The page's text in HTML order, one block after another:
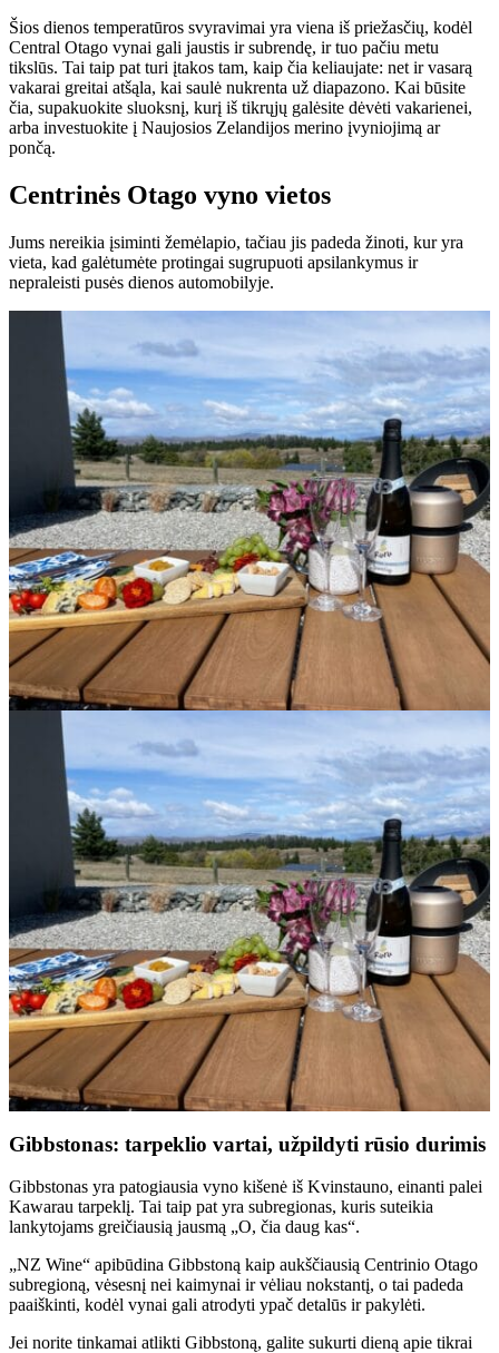
Šios dienos temperatūros svyravimai yra viena iš priežasčių, kodėl
Central Otago vynai gali jaustis ir subrendę, ir tuo pačiu metu
tikslūs. Tai taip pat turi įtakos tam, kaip čia keliaujate: net ir vasarą
vakarai greitai atšąla, kai saulė nukrenta už diapazono. Kai būsite
čia, supakuokite sluoksnį, kurį iš tikrųjų galėsite dėvėti vakarienei,
arba investuokite į Naujosios Zelandijos merino įvyniojimą ar
pončą.
Centrinės Otago vyno vietos
Jums nereikia įsiminti žemėlapio, tačiau jis padeda žinoti, kur yra
vieta, kad galėtumėte protingai sugrupuoti apsilankymus ir
nepraleisti pusės dienos automobilyje.
Gibbstonas: tarpeklio vartai, užpildyti rūsio durimis
Gibbstonas yra patogiausia vyno kišenė iš Kvinstauno, einanti palei
Kawarau tarpeklį. Tai taip pat yra subregionas, kuris suteikia
lankytojams greičiausią jausmą „O, čia daug kas“.
„NZ Wine“ apibūdina Gibbstoną kaip aukščiausią Centrinio Otago
subregioną, vėsesnį nei kaimynai ir vėliau nokstantį, o tai padeda
paaiškinti, kodėl vynai gali atrodyti ypač detalūs ir pakylėti.
Jei norite tinkamai atlikti Gibbstoną, galite sukurti dieną apie tikrai